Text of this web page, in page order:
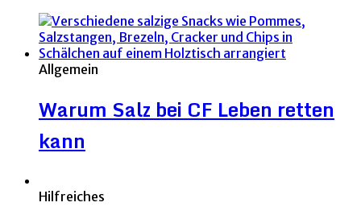
Allgemein
Warum Salz bei CF Leben retten
kann
Hilfreiches